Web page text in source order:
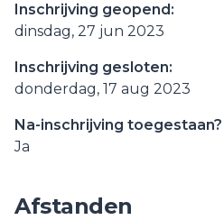
Inschrijving geopend:
dinsdag, 27 jun 2023
Inschrijving gesloten:
donderdag, 17 aug 2023
Na-inschrijving toegestaan?
Ja
Afstanden